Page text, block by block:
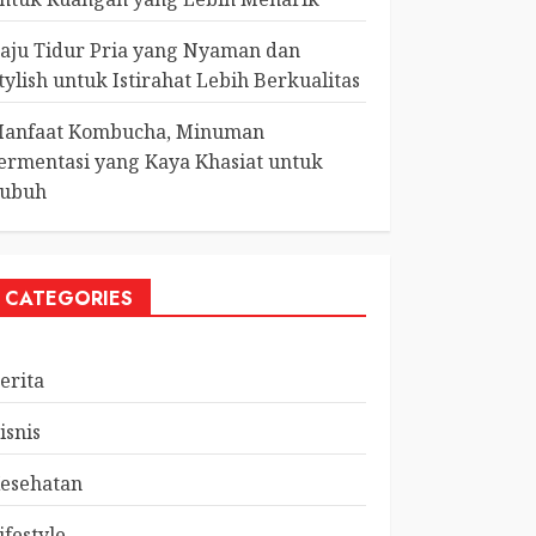
Tidur Pria yang Nyaman dan
untuk Istirahat Lebih Berkualitas
Kombucha, Minuman
yang Kaya Khasiat untuk
CATEGORIES